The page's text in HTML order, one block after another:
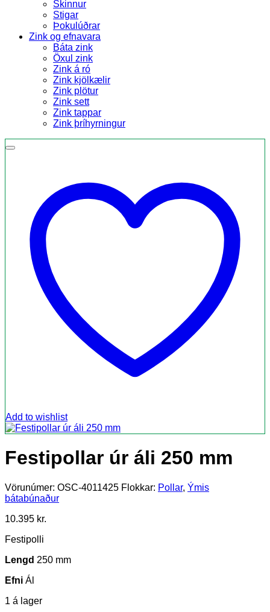
Skinnur
Stigar
Þokulúðrar
Zink og efnavara
Báta zink
Öxul zink
Zink á ró
Zink kjölkælir
Zink plötur
Zink sett
Zink tappar
Zink þríhyrningur
Add to wishlist
Festipollar úr áli 250 mm
Vörunúmer: OSC-4011425 Flokkar: Pollar, Ýmis
bátabúnaður
10.395 kr.
Festipolli
Lengd 250 mm
Efni Ál
1 á lager